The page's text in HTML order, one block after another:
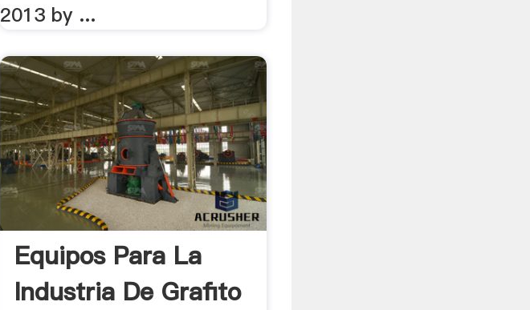
2013 by ...
Equipos Para La
Industria De Grafito